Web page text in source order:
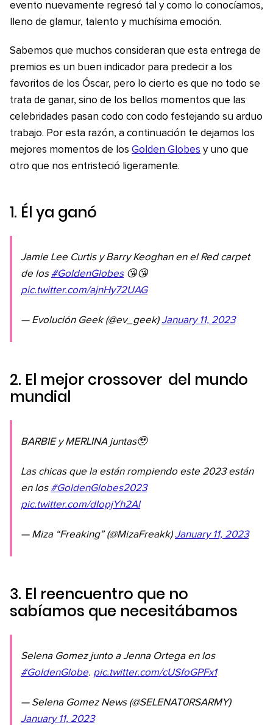
evento nuevamente regresó tal y como lo conocíamos,
lleno de glamur, talento y muchísima emoción.
Sabemos que muchos consideran que esta entrega de
premios es un buen indicador para predecir a los
favoritos de los Óscar, pero lo cierto es que no todo se
trata de ganar, sino de los bellos momentos que las
celebridades pasan codo con codo festejando su arduo
trabajo. Por esta razón, a continuación te dejamos los
mejores momentos de los Golden Globes y uno que
otro que nos entristeció ligeramente.
1. Él ya ganó
Jamie Lee Curtis y Barry Keoghan en el Red carpet
de los #GoldenGlobes😘😘
pic.twitter.com/ajnHy72UAG
— Evolución Geek (@ev_geek)January 11, 2023
2. El mejor crossover del mundo
mundial
BARBIE y MERLINA juntas🥹
Las chicas que la están rompiendo este 2023 están
en los #GoldenGlobes2023
pic.twitter.com/dIopjYh2Al
— Miza “Freaking” (@MizaFreakk)January 11, 2023
3. El reencuentro que no
sabíamos que necesitábamos
Selena Gomez junto a Jenna Ortega en los
#GoldenGlobe. pic.twitter.com/cUSfoGPFx1
— Selena Gomez News (@SELENAT0RSARMY)
January 11, 2023